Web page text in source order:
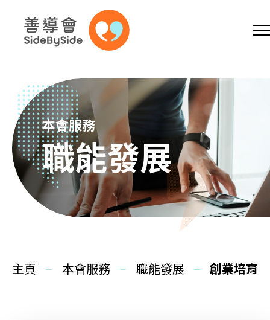
跳到內容（按回車鍵）
A EN 简
主頁
更生同行
本會服務
職能發展
主頁 本會服務 職能發展 創業培育